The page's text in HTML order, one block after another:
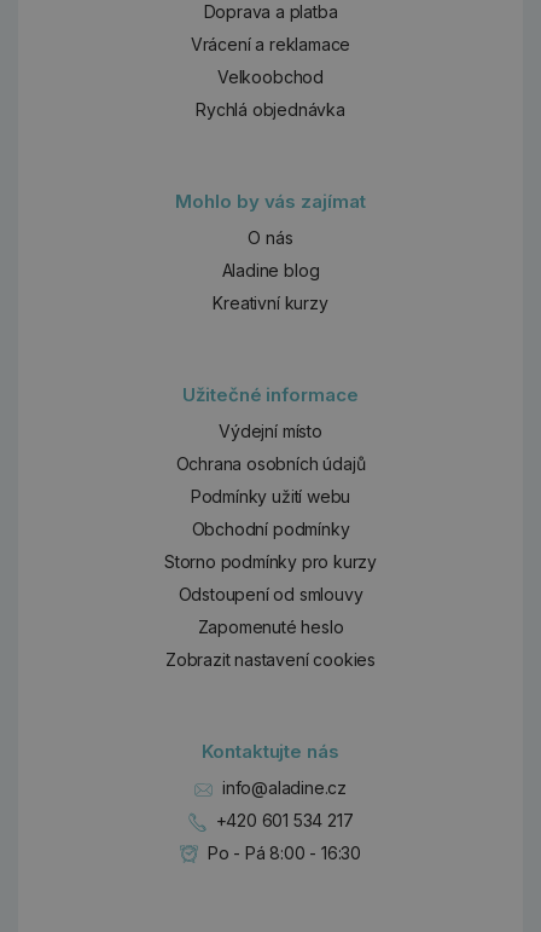
Doprava a platba
Vrácení a reklamace
Velkoobchod
Rychlá objednávka
Mohlo by vás zajímat
O nás
Aladine blog
Kreativní kurzy
Užitečné informace
Výdejní místo
Ochrana osobních údajů
Podmínky užití webu
Obchodní podmínky
Storno podmínky pro kurzy
Odstoupení od smlouvy
Zapomenuté heslo
Zobrazit nastavení cookies
Kontaktujte nás
info@aladine.cz
+420 601 534 217
Po - Pá 8:00 - 16:30